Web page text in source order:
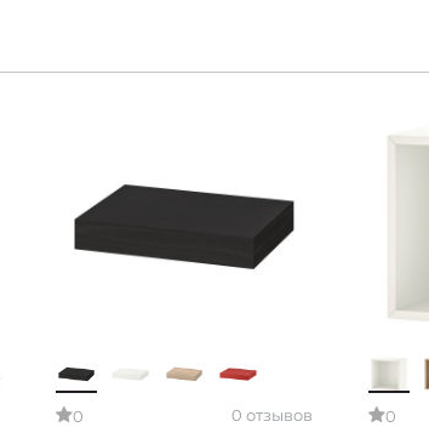
0 0 отзывов 0